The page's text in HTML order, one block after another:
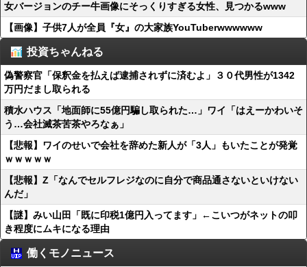
女バージョンのチー牛画像にそっくりすぎる女性、見つかるwww
【画像】子供7人が全員『女』の大家族YouTuberwwwwww
投資ちゃんねる
偽警察官「保釈金を払えば逮捕されずに済むよ」３０代男性が1342
万円だまし取られる
積水ハウス「地面師に55億円騙し取られた…」ワイ「はえーかわいそ
う…会社滅茶苦茶やろなぁ」
【悲報】ワイのせいで会社を辞めた新人が「3人」もいたことが発覚
ｗｗｗｗｗ
【悲報】Z「なんでセルフレジなのに自分で商品通さないといけない
んだ」
【謎】みい山田「既に印税1億円入ってます」←こいつがネットの叩
き程度にムキになる理由
働くモノニュース